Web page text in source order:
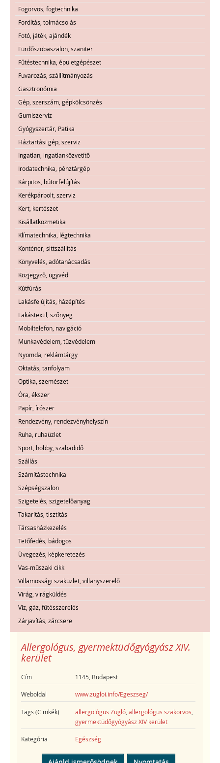
Fogorvos, fogtechnika
Fordítás, tolmácsolás
Fotó, játék, ajándék
Fürdőszobaszalon, szaniter
Fűtéstechnika, épületgépészet
Fuvarozás, szállítmányozás
Gasztronómia
Gép, szerszám, gépkölcsönzés
Gumiszerviz
Gyógyszertár, Patika
Háztartási gép, szerviz
Ingatlan, ingatlanközvetítő
Irodatechnika, pénztárgép
Kárpitos, bútorfelújítás
Kerékpárbolt, szerviz
Kert, kertészet
Kisállatkozmetika
Klímatechnika, légtechnika
Konténer, sittszállítás
Könyvelés, adótanácsadás
Közjegyző, ügyvéd
Kútfúrás
Lakásfelújítás, házépítés
Lakástextil, szőnyeg
Mobiltelefon, navigáció
Munkavédelem, tűzvédelem
Nyomda, reklámtárgy
Oktatás, tanfolyam
Optika, szemészet
Óra, ékszer
Papír, írószer
Rendezvény, rendezvényhelyszín
Ruha, ruhaüzlet
Sport, hobby, szabadidő
Szállás
Számítástechnika
Szépségszalon
Szigetelés, szigetelőanyag
Takarítás, tisztítás
Társasházkezelés
Tetőfedés, bádogos
Üvegezés, képkeretezés
Vas-műszaki cikk
Villamossági szaküzlet, villanyszerelő
Virág, virágküldés
Víz, gáz, fűtésszerelés
Zárjavítás, zárcsere
Allergológus, gyermektüdőgyógyász XIV.
kerület
Cím 1145, Budapest
Weboldal www.zugloi.info/Egeszseg/
Tags (Cimkék) allergológus Zugló ,allergológus szakorvos
gyermektüdőgyógyász XIV kerület
Kategória Egészség